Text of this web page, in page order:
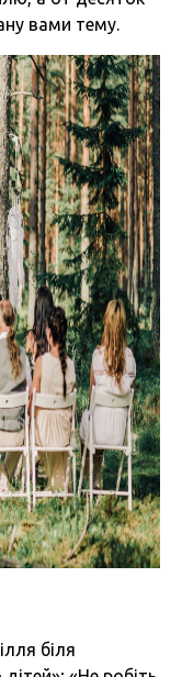
вами тему.
біля